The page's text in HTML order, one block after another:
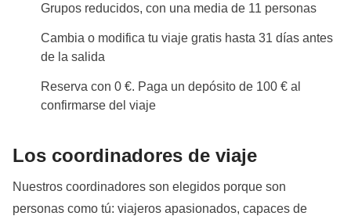
Grupos reducidos, con una media de 11 personas
Cambia o modifica tu viaje gratis hasta 31 días antes
de la salida
Reserva con 0 €. Paga un depósito de 100 € al
confirmarse del viaje
Los coordinadores de viaje
Nuestros coordinadores son elegidos porque son
personas como tú: viajeros apasionados, capaces de